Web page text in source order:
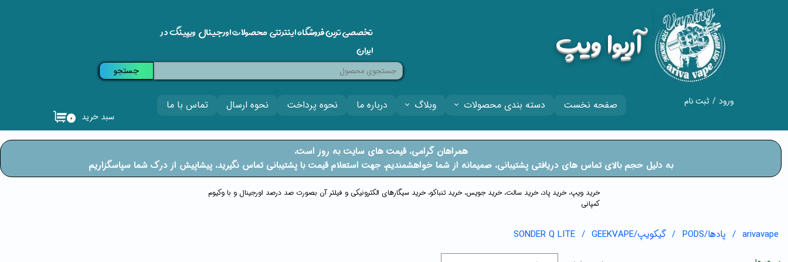
صفحه نخست دسته بندی محصولات وبلاگ درباره ما نحوه پرداخت نحوه ارسال تماس با ما ورود / ثبت نام
​آریوا ویپ
۰ سبد خرید
تخصصی ترین فروشگاه اینترنتی محصولات اورجینال ویپینگ در
ایران
جستجو
arivavape پادها/PODS گیکویپ/GEEKVAPE SONDER Q LITE
​​خرید ویپ، خرید پاد، خرید سالت، خرید جویس، خرید تنباکو، خرید سیگارهای الکترونیکی و فیلتر آن بصورت صد درصد اورجینال و با وکیوم
کمپانی
​​همراهان گرامی، قیمت های سایت به روز است،
​​​​​​​به دلیل حجم بالای تماس های دریافتی پشتیبانی، صمیمانه از شما خواهشمندیم، جهت استعلام قیمت با پشتیبانی تماس نگیرید، پیشاپیش از درک شما سپاسگزاریم